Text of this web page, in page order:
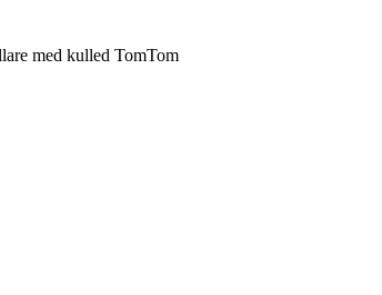
med kulled TomTom